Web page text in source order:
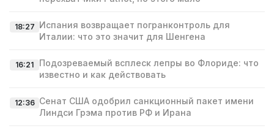
18:27 Испания возвращает погранконтроль для
Италии: что это значит для Шенгена
16:21
Подозреваемый всплеск лепры во Флориде: что
известно и как действовать
12:36 Сенат США одобрил санкционный пакет имени
Линдси Грэма против РФ и Ирана